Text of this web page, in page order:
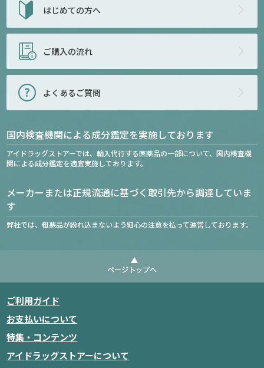
はじめての方へ
ご購入の流れ
よくあるご質問
国内検査機関による成分鑑定を実施しております
アイドラッグストアーでは、輸入代行する医薬品の一部について、国内検査機
関による成分鑑定を適宜実施しております。
メーカーまたは正規流通に基づく取引先から調達していま
す
弊社では、粗悪品が紛れ込まないよう細心の注意を払って運営しております。
ページトップへ
ご利用ガイド
お支払いについて
特集・コンテンツ
アイドラッグストアーについて